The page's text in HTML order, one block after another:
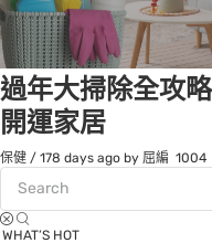
過年大掃除全攻
開運家居
保健 / 178 days ago by 屈編 1004
WHAT’S HOT